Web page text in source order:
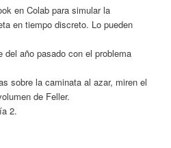
en Colab para simular la
en tiempo discreto. Lo pueden
del año pasado con el problema
sobre la caminata al azar, miren el
de Feller.
2.